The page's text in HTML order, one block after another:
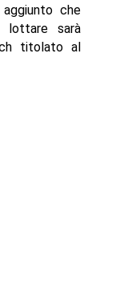
che
lottare sarà
titolato al